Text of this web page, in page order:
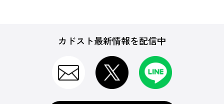
カドスト最新情報を配信中